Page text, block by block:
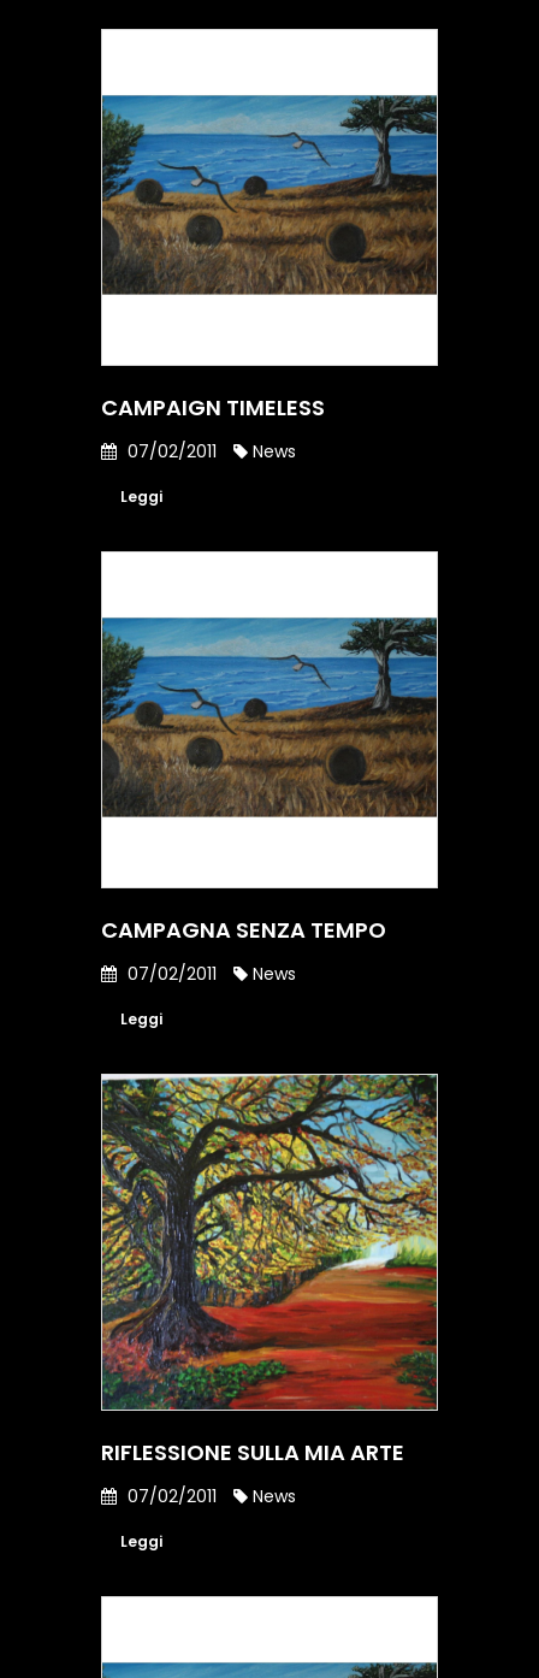
CAMPAIGN TIMELESS
07/02/2011 News
Leggi
CAMPAGNA SENZA TEMPO
07/02/2011 News
Leggi
RIFLESSIONE SULLA MIA ARTE
07/02/2011 News
Leggi